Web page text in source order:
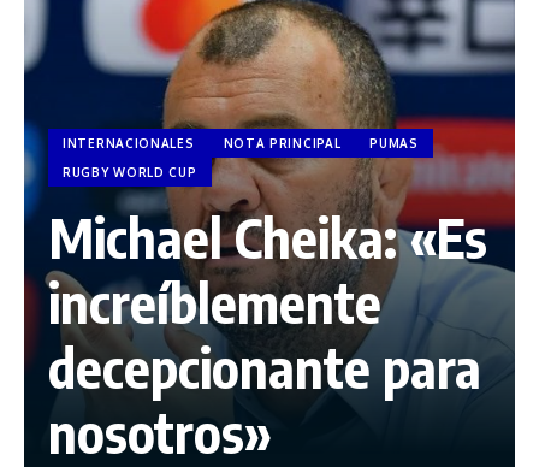
INTERNACIONALES NOTA PRINCIPAL
PUMAS
RUGBY WORLD CUP
Michael Cheika: «Es
increíblemente
decepcionante para
nosotros»